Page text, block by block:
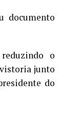
documento
o
junto
do